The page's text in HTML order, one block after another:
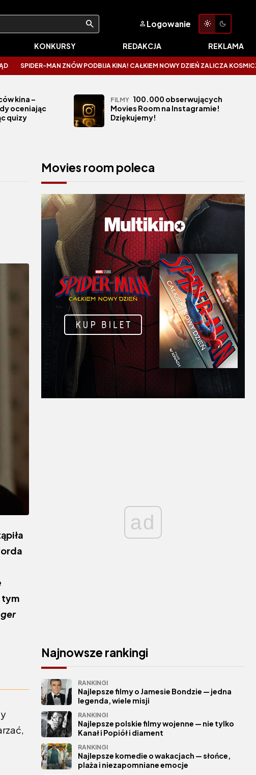
Logowanie
KONKURSY REDAKCJA REKLAMA
MAN ZNÓW PODBIJA KINA! CAŁKIEM NOWY DZIEŃ ZALICZA KOSMICZNE
kina –
oceniając
quizy
FILMY 100.000 obserwujących
Movies Room na Instagramie!
Dziękujemy!
tym
Movies room poleca
ad
Najnowsze rankingi
RANKINGI
Najlepsze filmy o Jamesie Bondzie — jedna
legenda, wiele misji
RANKINGI
Najlepsze polskie filmy wojenne — nie tylko
Kanał i Popiół i diament
RANKINGI
Najlepsze komedie o wakacjach — słońce,
plaża i niezapomniane emocje